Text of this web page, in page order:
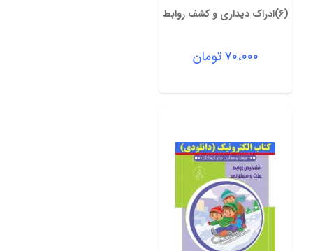
(6)ادراک دیداری و کشف روابط
۷۰،۰۰۰تومان